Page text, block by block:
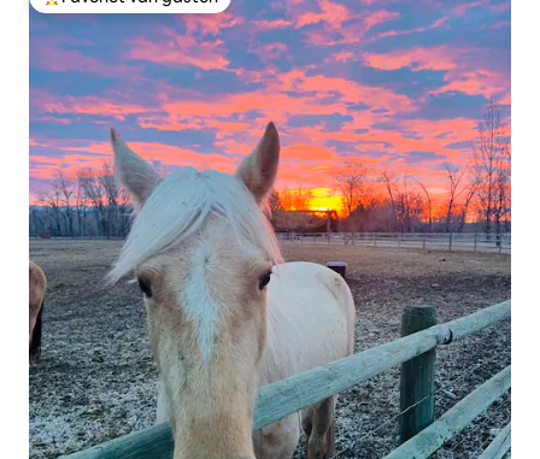
Topfavoriet van gasten